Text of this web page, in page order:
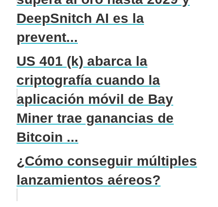
DeepSnitch AI es la
prevent...
US 401 (k) abarca la
criptografía cuando la
aplicación móvil de Bay
Miner trae ganancias de
Bitcoin ...
¿Cómo conseguir múltiples
lanzamientos aéreos?